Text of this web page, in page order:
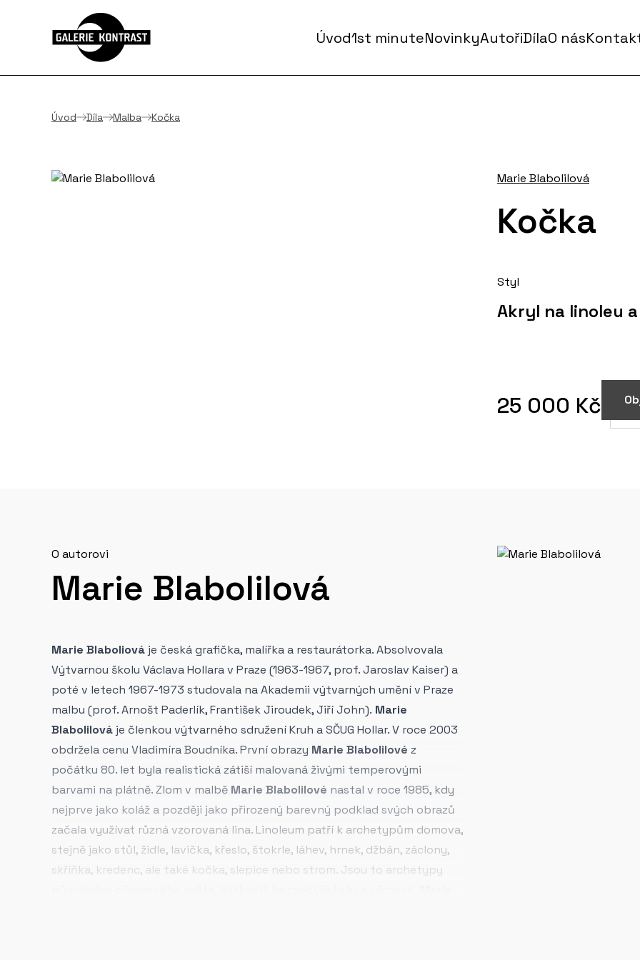
Úvod1st minuteNovinkyAutořiDílaO nás
Úvod Díla Malba Kočka
Kočka
Marie Blabolilová
Styl
Akryl na linoleu
25 000 Kč
O autorovi
Marie Blabolilová
Marie Blaboliová je česká grafička, malířka a restaurátorka. Absolvovala
Výtvarnou školu Václava Hollara v Praze (1963-1967, prof. Jaroslav Kaiser) a
poté v letech 1967-1973 studovala na Akademii výtvarných umění v Praze
malbu (prof. Arnošt Paderlík, František Jiroudek, Jiří John). Marie
Blabolilová je členkou výtvarného sdružení Kruh a SČUG Hollar. V roce 2003
obdržela cenu Vladimíra Boudníka. První obrazy Marie Blabolilové z
počátku 80. let byla realistická zátiší malovaná živými temperovými
barvami na plátně. Zlom v malbě Marie Blabolilové nastal v roce 1985, kdy
nejprve jako koláž a později jako přirozený barevný podklad svých obrazů
začala využívat různá vzorovaná lina. Linoleum patří k archetypům domova,
stejně jako stůl, židle, lavička, křeslo, štokrle, láhev, hrnek, džbán, záclony,
skříňka, kredenc, ale také kočka, slepice nebo strom. Jsou to archetypy